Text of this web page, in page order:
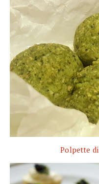
Polpette